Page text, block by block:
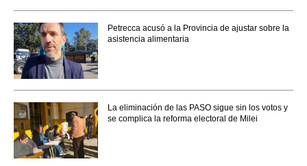
Petrecca acusó a la Provincia de ajustar sobre la
asistencia alimentaria
La eliminación de las PASO sigue sin los votos y
se complica la reforma electoral de Milei